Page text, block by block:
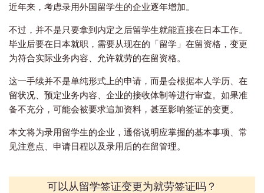
近年来，考虑录用外国留学生的企业逐年增加。
不过，并不是只要拿到内定之后留学生就能直接在日本工作。
毕业后要在日本就职，需要从现在的「留学」在留资格，变更
为符合实际业务内容、允许就劳的在留资格。
这一手续并不是单纯形式上的申请，而是会根据本人学历、在
留状况、预定业务内容、企业的接收体制等进行审查。如果准
备不充分，可能会被要求追加资料，甚至影响签证的变更。
本文将为录用留学生的企业，通俗说明应掌握的基本事项、常
见注意点、申请日程以及录用后的在留管理。
可以从留学签证变更为就劳签证吗？